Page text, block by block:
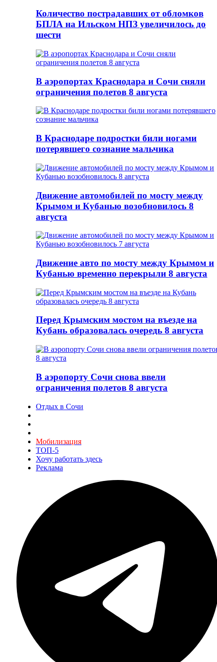
Количество пострадавших от обломков
БПЛА на Ильском НПЗ увеличилось до
шести
В аэропортах Краснодара и Сочи сняли
ограничения полетов 8 августа
В Краснодаре подростки били ногами
потерявшего сознание мальчика
Движение автомобилей по мосту между
Крымом и Кубанью возобновилось 8
августа
Движение авто по мосту между Крымом и
Кубанью временно перекрыли 8 августа
Перед Крымским мостом на въезде на
Кубань образовалась очередь 8 августа
В аэропорту Сочи снова ввели
ограничения полетов 8 августа
Отдых в Сочи
Мобилизация
ТОП-5
Хочу работать здесь
Реклама